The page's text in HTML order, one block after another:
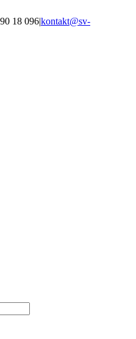
18 096|kontakt@sv-